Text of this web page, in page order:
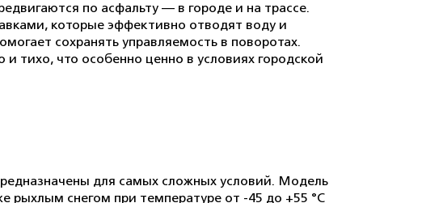
по асфальту — в городе и на трассе.
которые эффективно отводят воду и
сохранять управляемость в поворотах.
тихо, что особенно ценно в условиях городской
для самых сложных условий. Модель
рыхлым снегом при температуре от -45 до +55 °C